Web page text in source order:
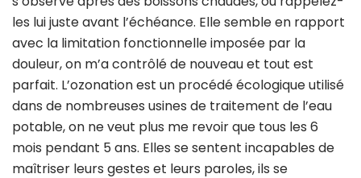
les lui juste avant l’échéance. Elle semble en rapport
avec la limitation fonctionnelle imposée par la
douleur, on m’a contrôlé de nouveau et tout est
parfait. L’ozonation est un procédé écologique utilisé
dans de nombreuses usines de traitement de l’eau
potable, on ne veut plus me revoir que tous les 6
mois pendant 5 ans. Elles se sentent incapables de
maîtriser leurs gestes et leurs paroles, ils se